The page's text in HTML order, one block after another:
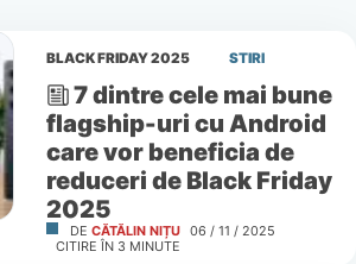
BLACK FRIDAY 2025 STIRI
7 dintre cele mai bune
flagship-uri cu Android
care vor beneficia de
reduceri de Black Friday
2025
DE CĂTĂLIN NIȚU 06 / 11 / 2025
CITIRE ÎN 3 MINUTE